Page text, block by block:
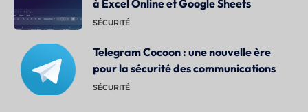
à Excel Online et Google Sheets
SÉCURITÉ
Telegram Cocoon : une nouvelle ère
pour la sécurité des communications
SÉCURITÉ